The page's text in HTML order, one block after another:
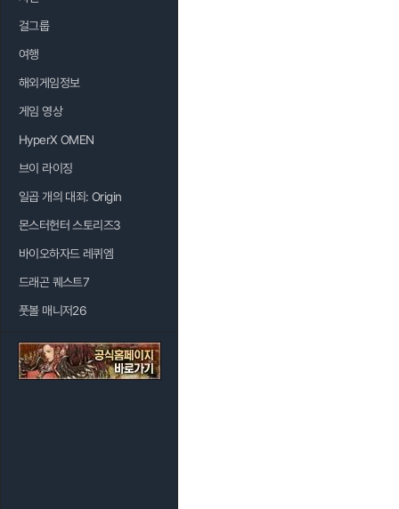
걸그룹
여행
해외게임정보
게임 영상
HyperX OMEN
브이 라이징
일곱 개의 대죄: Origin
몬스터헌터 스토리즈3
바이오하자드 레퀴엠
드래곤 퀘스트7
풋볼 매니저26